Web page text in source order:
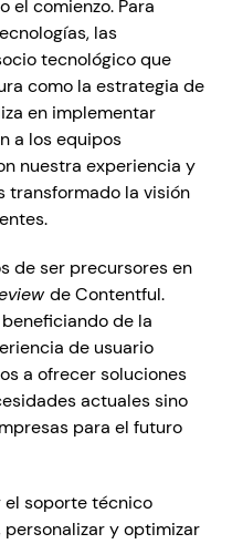
el comienzo. Para
las
tecnológico que
como la estrategia de
en implementar
a los equipos
nuestra experiencia y
transformado la visión
de ser precursores en
de Contentful.
de la
de usuario
a ofrecer soluciones
actuales sino
para el futuro
soporte técnico
y optimizar